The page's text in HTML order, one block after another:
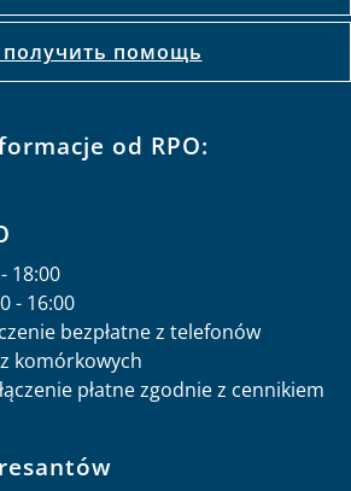
получить помощь
od RPO:
18:00
- 16:00
bezpłatne z telefonów
komórkowych
płatne zgodnie z cennikiem